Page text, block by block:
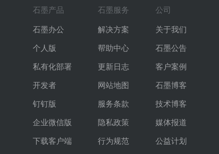
石墨产品
石墨办公
个人版
私有化部署
开发者
钉钉版
企业微信版
下载客户端
石墨服务
解决方案
帮助中心
更新日志
网站地图
服务条款
隐私政策
行为规范
公司
关于我们
石墨公告
客户案例
石墨博客
技术博客
媒体报道
公益计划